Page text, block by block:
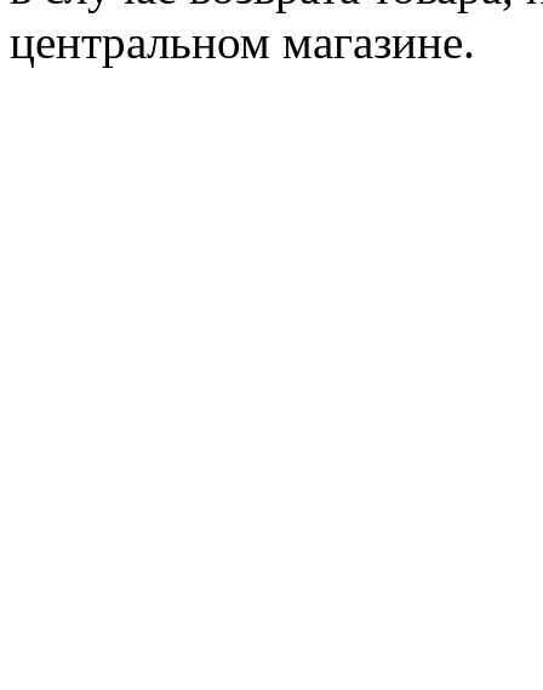
центральном магазине.